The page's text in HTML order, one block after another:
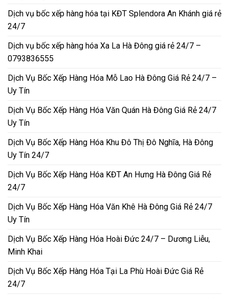
Dịch vụ bốc xếp hàng hóa tại KĐT Splendora An Khánh giá rẻ
24/7
Dịch vụ bốc xếp hàng hóa Xa La Hà Đông giá rẻ 24/7 –
0793836555
Dịch Vụ Bốc Xếp Hàng Hóa Mỗ Lao Hà Đông Giá Rẻ 24/7 –
Uy Tín
Dịch Vụ Bốc Xếp Hàng Hóa Văn Quán Hà Đông Giá Rẻ 24/7
Uy Tín
Dịch Vụ Bốc Xếp Hàng Hóa Khu Đô Thị Đô Nghĩa, Hà Đông
Uy Tín 24/7
Dịch Vụ Bốc Xếp Hàng Hóa KĐT An Hưng Hà Đông Giá Rẻ
24/7
Dịch Vụ Bốc Xếp Hàng Hóa Văn Khê Hà Đông Giá Rẻ 24/7
Uy Tín
Dịch Vụ Bốc Xếp Hàng Hóa Hoài Đức 24/7 – Dương Liễu,
Minh Khai
Dịch Vụ Bốc Xếp Hàng Hóa Tại La Phù Hoài Đức Giá Rẻ
24/7